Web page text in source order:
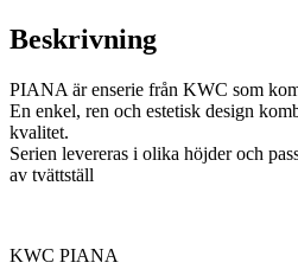
Beskrivning
PIANA är enserie från KWC som
En enkel, ren och estetisk design
kvalitet.
Serien levereras i olika höjder och
av tvättställ
KWC PIANA